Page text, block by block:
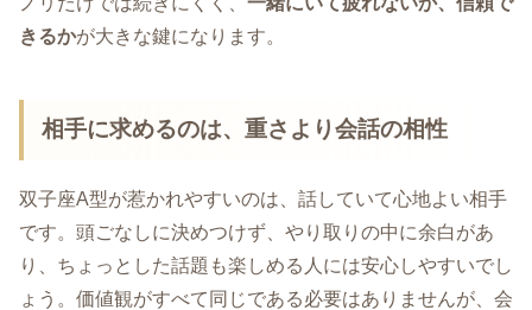
きるかが大きな鍵になります。
相手に求めるのは、重さより会話の相性
双子座A型が惹かれやすいのは、話していて心地よい相手
です。頭ごなしに決めつけず、やり取りの中に余白があ
り、ちょっとした話題も楽しめる人には安心しやすいでし
ょう。価値観がすべて同じである必要はありませんが、会